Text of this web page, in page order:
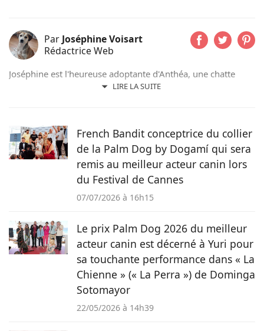
Par Joséphine Voisart
Rédactrice Web
LIRE LA SUITE
Joséphine est l'heureuse adoptante d'Anthéa, une chatte
issue d'un refuge de sa région ; et de Lizzy, une chienne qui
des animaux et de tous ceux qui les aiment sur Pets-
Dating.com
French Bandit conceptrice du collier
de la Palm Dog by Dogamí qui sera
remis au meilleur acteur canin lors
du Festival de Cannes
07/07/2026 à 16h15
Le prix Palm Dog 2026 du meilleur
acteur canin est décerné à Yuri pour
sa touchante performance dans « La
Chienne » (« La Perra ») de Dominga
Sotomayor
22/05/2026 à 14h39